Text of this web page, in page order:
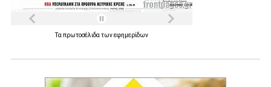
Τα πρωτοσέλιδα τωνεφημερίδων